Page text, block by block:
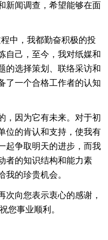
新闻调查，希望能够在面
中，我都勤奋积极的投
自己，至今，我对纸媒和
的选择策划、联络采访和
了一个合格工作者的认知
，因为它有未来。对于初
位的肯认和支持，使我有
起争取明天的进步，而我
者的知识结构和能力素
我的珍贵机会。
次向您表示衷心的感谢，
您事业顺利。